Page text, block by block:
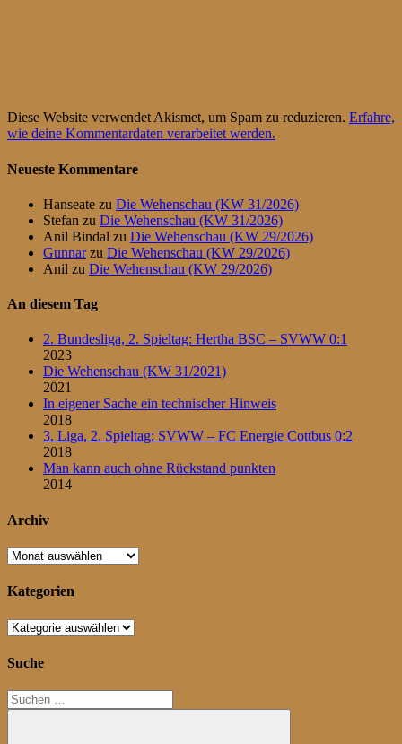
Diese Website verwendet Akismet, um Spam zu reduzieren. Erfahre,
wie deine Kommentardaten verarbeitet werden.
Neueste Kommentare
Hanseate zu Die Wehenschau (KW 31/2026)
Stefan zu Die Wehenschau (KW 31/2026)
Anil Bindal zu Die Wehenschau (KW 29/2026)
Gunnarzu Die Wehenschau (KW 29/2026)
Anil zu Die Wehenschau (KW 29/2026)
An diesem Tag
2. Bundesliga, 2. Spieltag: Hertha BSC – SVWW 0:1
2023
Die Wehenschau (KW 31/2021)
2021
In eigener Sache ein technischer Hinweis
2018
3. Liga, 2. Spieltag: SVWW – FC Energie Cottbus 0:2
2018
Man kann auch ohne Rückstand punkten
2014
Archiv
Archiv
Kategorien
Kategorien
Suche
Suchen
nach: